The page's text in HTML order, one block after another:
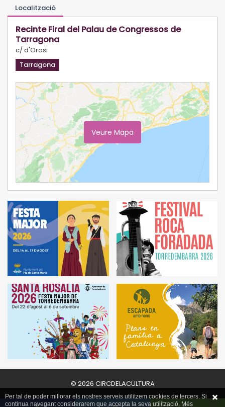
Localització
Recinte Firal del Palau de Congressos de
Tarragona
c/ d'Orosi
Tarragona
Veure Mapa
© 2026 CIRCDELACULTURA
Per tal de poder millorar els nostres serveis utilitzem cookies de tercers. Si
continua navegant considerarem que accepta la seva utilització. Més